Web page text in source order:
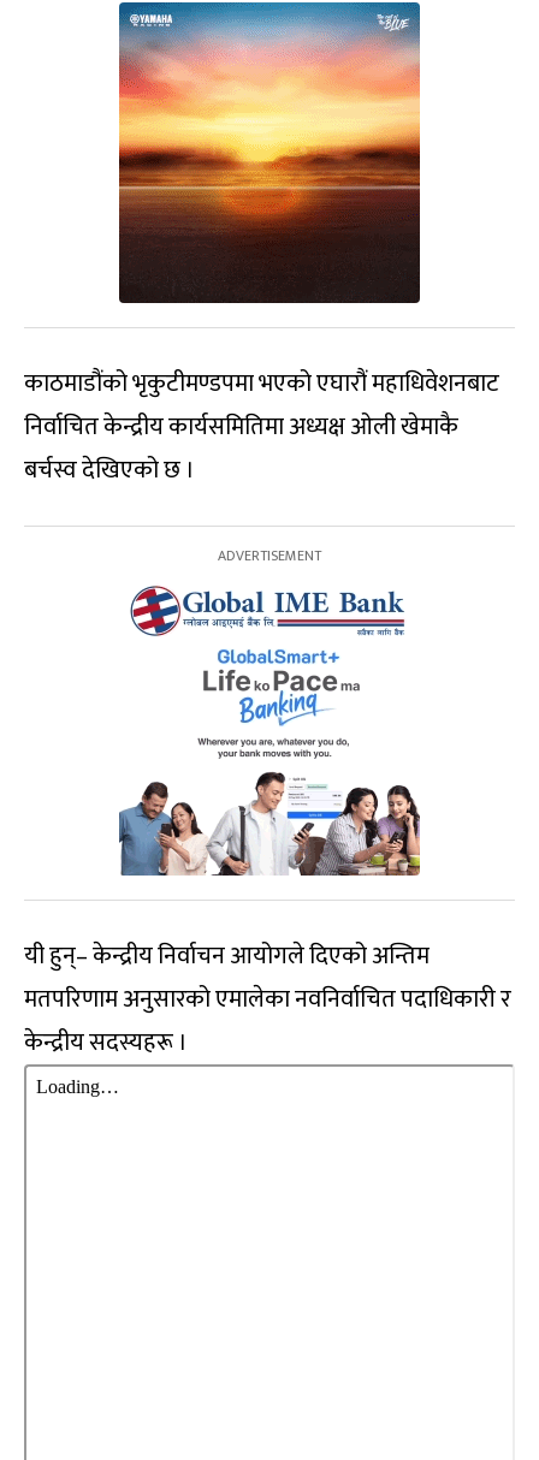
काठमाडौंको भृकुटीमण्डपमा भएको एघारौं महाधिवेशनबाट
निर्वाचित केन्द्रीय कार्यसमितिमा अध्यक्ष ओली खेमाकै
बर्चस्व देखिएको छ ।
यी हुन्– केन्द्रीय निर्वाचन आयोगले दिएको अन्तिम
मतपरिणाम अनुसारको एमालेका नवनिर्वाचित पदाधिकारी र
केन्द्रीय सदस्यहरू ।